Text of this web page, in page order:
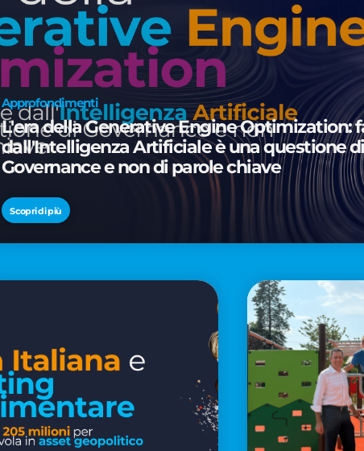
Approfondimenti
L'era della Generative Engine Optimization:
dall'Intelligenza Artificiale è una questione di
Governance e non di parole chiave
Scopri di più